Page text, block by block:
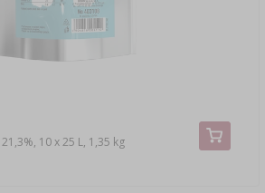
10 x 25 L, 1,35 kg